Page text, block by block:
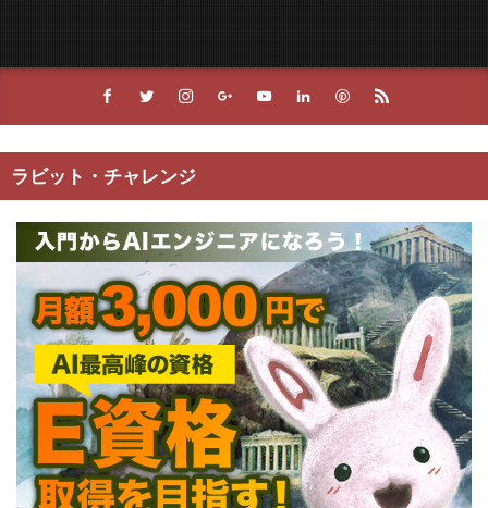
ラビット・チャレンジ